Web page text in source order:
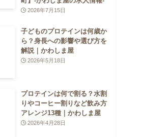
2026年7月15日
子どものプロテインは何歳か
ら？身長への影響や選び方を
解説｜かわしま屋
2026年5月18日
プロテインは何で割る？水割
りやコーヒー割りなど飲み方
アレンジ13種｜かわしま屋
2026年4月28日